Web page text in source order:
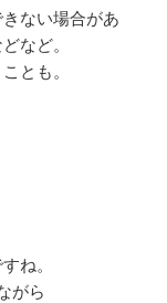
ない場合があ
など。
とも。
ね。
がら